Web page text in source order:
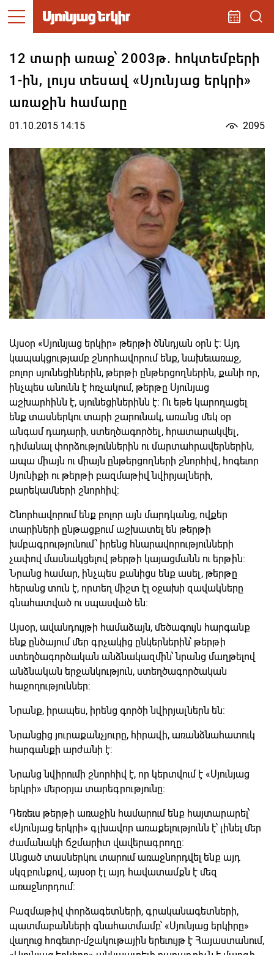
12 տարի առաջ՝ 2003թ. հոկտեմբերի
1-ին, լույս տեսավ «Սյունյաց երկրի»
առաջին համարը
01.10.2015 14:15 2095
Այսօր «Սյունյաց երկիր» թերթի ծննդյան օրն է: Այդ
կապակցությամբ շնորհավորում ենք, նախեւառաջ,
բոլոր սյունեցիներին, թերթի ընթերցողներին, քանի որ,
ինչպես անունն է հռչակում, թերթը Սյունյաց
աշխարհինն է, սյունեցիներինն է: Ու եթե կարողացել
ենք տասներկու տարի շարունակ, առանց մեկ օր
անգամ դադարի, ստեղծագործել, հրատարակվել,
դիմանալ փորձություններին ու մարտահրավերներին,
ապա միայն ու միայն ընթերցողների շնորհիվ, հոգեւոր
Սյունիքի ու թերթի բազմաթիվ նվիրյալների,
բարեկամների շնորհիվ:
Շնորհավորում ենք բոլոր այն մարդկանց, ովքեր
տարիների ընթացքում աշխատել են թերթի
խմբագրությունում՝ իրենց հնարավորությունների
չափով մասնակցելով թերթի կայացմանն ու երթին:
Նրանց համար, ինչպես քանիցս ենք ասել, թերթը
հերանց տուն է, որտեղ միշտ էլ օջախի զավակները
գնահատված ու սպասված են:
Այսօր, ավանդույթի համաձայն, մեծագույն հարգանք
ենք ընծայում մեր գրչակից ընկերներին՝ թերթի
ստեղծագործական անձնակազմին՝ նրանց մաղթելով
անձնական երջանկություն, ստեղծագործական
հաջողություններ:
Նրանք, իրապես, իրենց գործի նվիրյալներն են:
Նրանցից յուրաքանչյուրը, հիրավի, առանձնահատուկ
հարգանքի արժանի է:
Նրանց նվիրումի շնորհիվ է, որ կերտվում է «Սյունյաց
երկրի» մերօրյա տարեգրությունը:
Դեռեւս թերթի առաջին համարում ենք հայտարարել՝
«Սյունյաց երկրի» գլխավոր առաքելությունն է՝ լինել մեր
ժամանակի ճշմարիտ վավերագրողը:
Անցած տասներկու տարում առաջնորդվել ենք այդ
սկզբունքով, այսօր էլ այդ հավատամքն է մեզ
առաջնորդում:
Բազմաթիվ փորձագետների, գրականագետների,
պատմաբանների գնահատմամբ՝ «Սյունյաց երկիրը»
վաղուց հոգեւոր-մշակութային երեւույթ է Հայաստանում,